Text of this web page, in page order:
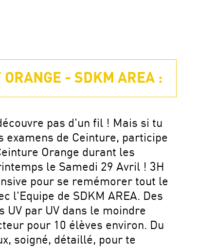
ORANGE - SDKM AREA :
pas d'un fil ! Mais si tu
examens de Ceinture, participe
Orange durant les
le Samedi 29 Avril ! 3H
pour se remémorer tout le
l'Equipe de SDKM AREA. Des
UV par UV dans le moindre
pour 10 élèves environ. Du
soigné, détaillé, pour te